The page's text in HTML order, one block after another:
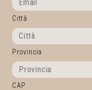
Città
Provincia
CAP